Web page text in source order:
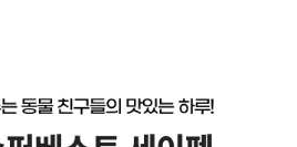
만 권이 팔리기도 했습니다. 깊이 있
으로 권위 있는 상들을 수상하며 작품성